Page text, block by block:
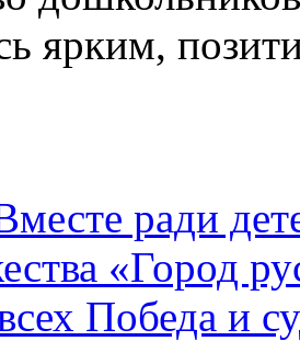
ярким,
ради
«Город
Победа и